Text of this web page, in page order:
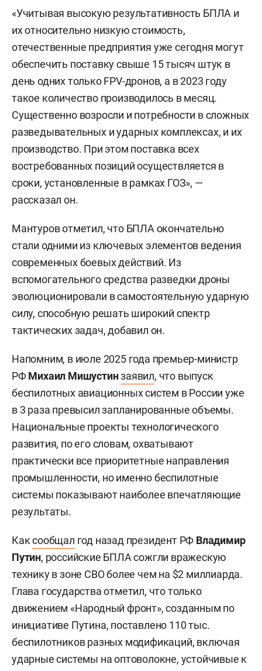
«Учитывая высокую результативность БПЛА и
их относительно низкую стоимость,
отечественные предприятия уже сегодня могут
обеспечить поставку свыше 15 тысяч штук в
день одних только FPV-дронов, а в 2023 году
такое количество производилось в месяц.
Существенно возросли и потребности в сложных
разведывательных и ударных комплексах, и их
производство. При этом поставка всех
востребованных позиций осуществляется в
сроки, установленные в рамках ГОЗ», —
рассказал он.
Мантуров отметил, что БПЛА окончательно
стали одними из ключевых элементов ведения
современных боевых действий. Из
вспомогательного средства разведки дроны
эволюционировали в самостоятельную ударную
силу, способную решать широкий спектр
тактических задач, добавил он.
Напомним, в июле 2025 года премьер-министр
РФМихаил Мишустинзаявил, что выпуск
беспилотных авиационных систем в России уже
в 3 раза превысил запланированные объемы.
Национальные проекты технологического
развития, по его словам, охватывают
практически все приоритетные направления
промышленности, но именно беспилотные
системы показывают наиболее впечатляющие
результаты.
Каксообщал год назад президент РФ Владимир
Путин, российские БПЛА сожгли вражескую
технику в зоне СВО более чем на $2 миллиарда.
Глава государства отметил, что только
движением «Народный фронт», созданным по
инициативе Путина, поставлено 110 тыс.
беспилотников разных модификаций, включая
ударные системы на оптоволокне, устойчивые к